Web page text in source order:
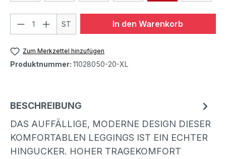
ST In den Warenkorb
Zum Merkzettel hinzufügen
Produktnummer: 11028050-20-XL
BESCHREIBUNG
DAS AUFFÄLLIGE, MODERNE DESIGN DIESER
KOMFORTABLEN LEGGINGS IST EIN ECHTER
HINGUCKER. HOHER TRAGEKOMFORT